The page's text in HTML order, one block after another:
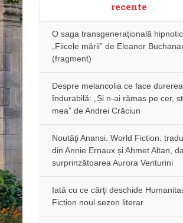
recente
O saga transgenerațională
„Fiicele mării” de Eleanor
(fragment)
Despre melancolia ce face durerea
îndurabilă: „Și n-ai rămas pe cer,
mea” de Andrei Crăciun
Noutăţi Anansi. World Fiction:
din Annie Ernaux și Ahmet Altan,
surprinzătoarea Aurora Venturini
Iată cu ce cărţi deschide
Fiction noul sezon literar